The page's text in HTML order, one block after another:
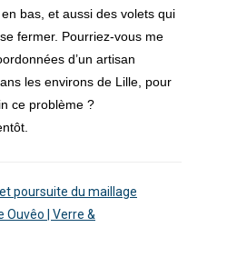
bas, et aussi des volets qui
fermer. Pourriez-vous me
d’un artisan
les environs de Lille, pour
ce problème ?
poursuite du maillage
Ouvêo | Verre &